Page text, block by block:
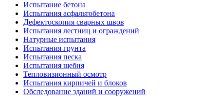
Испытание бетона
Испытания асфальтобетона
Дефектоскопия сварных швов
Испытания лестниц и ограждений
Натурные испытания
Испытания грунта
Испытания песка
Испытания щебня
Тепловизионный осмотр
Испытания кирпичей и блоков
Обследование зданий и сооружений